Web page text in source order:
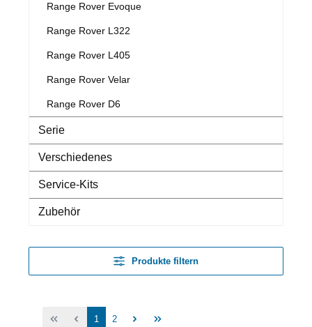
Range Rover Evoque
Range Rover L322
Range Rover L405
Range Rover Velar
Range Rover D6
Serie
Verschiedenes
Service-Kits
Zubehör
Produkte filtern
1 2